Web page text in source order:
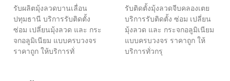
รับผลิตมุ้งลวดบานเลื่อน
ปทุมธานี บริการรับติดตั้ง
ซ่อม เปลี่ยนมุ้งลวด และ กระ
จกอลูมิเนียม แบบครบวงจร
ราคาถูก ให้บริการทั่
รับติดตั้งมุ้งลวดจีบคลองเตย
บริการรับติดตั้ง ซ่อม เปลี่ยน
มุ้งลวด และ กระจกอลูมิเนียม
แบบครบวงจร ราคาถูก ให้
บริการทั่วกรุ